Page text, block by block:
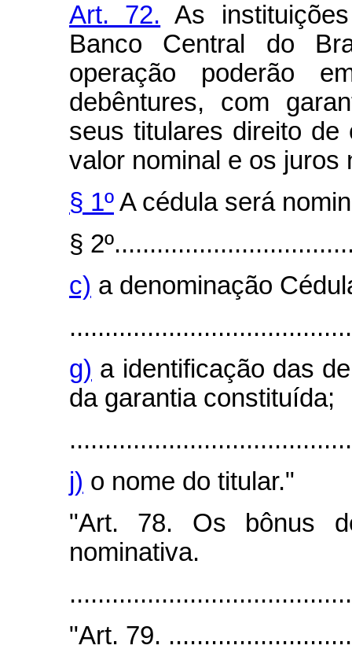
Art. 72. As
Banco Central do
operação poderão
debêntures, com
seus titulares direito de
valor nominal e os juros
§ 1ºA cédula será
§
c) a denominação
g) a identificação das
da garantia constituída;
j) o nome do titular."
"Art. 78. Os bônus
nominativa.
"Art. 79.